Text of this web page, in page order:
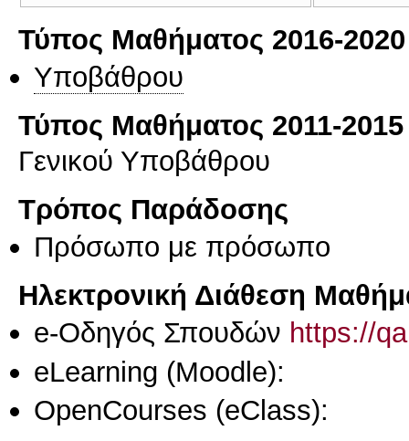
Τύπος Μαθήματος 2016-2020
Υποβάθρου
Τύπος Μαθήματος 2011-2015
Γενικού Υποβάθρου
Τρόπος Παράδοσης
Πρόσωπο με πρόσωπο
Ηλεκτρονική Διάθεση
e-Οδηγός Σπουδών https://
eLearning (Moodle):
OpenCourses (eClass):